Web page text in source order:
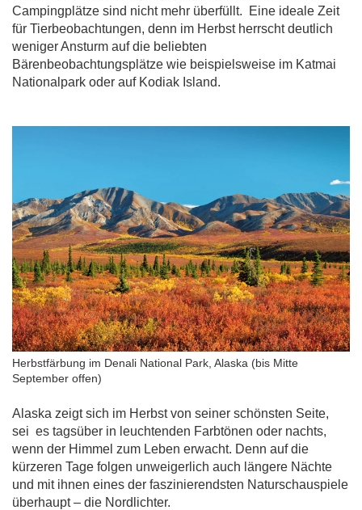
Campingplätze sind nicht mehr überfüllt. Eine ideale Zeit
für Tierbeobachtungen, denn im Herbst herrscht deutlich
weniger Ansturm auf die beliebten
Bärenbeobachtungsplätze wie beispielsweise im Katmai
Nationalpark oder auf Kodiak Island.
Herbstfärbung im Denali National Park, Alaska (bis Mitte
September offen)
Alaska zeigt sich im Herbst von seiner schönsten Seite,
sei es tagsüber in leuchtenden Farbtönen oder nachts,
wenn der Himmel zum Leben erwacht. Denn auf die
kürzeren Tage folgen unweigerlich auch längere Nächte
und mit ihnen eines der faszinierendsten Naturschauspiele
überhaupt – die Nordlichter.